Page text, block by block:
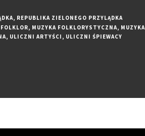
, REPUBLIKA ZIELONEGO PRZYLĄDKA
, MUZYKA FOLKLORYSTYCZNA, MUZYKA
, ULICZNI ARTYŚCI , ULICZNI ŚPIEWACY